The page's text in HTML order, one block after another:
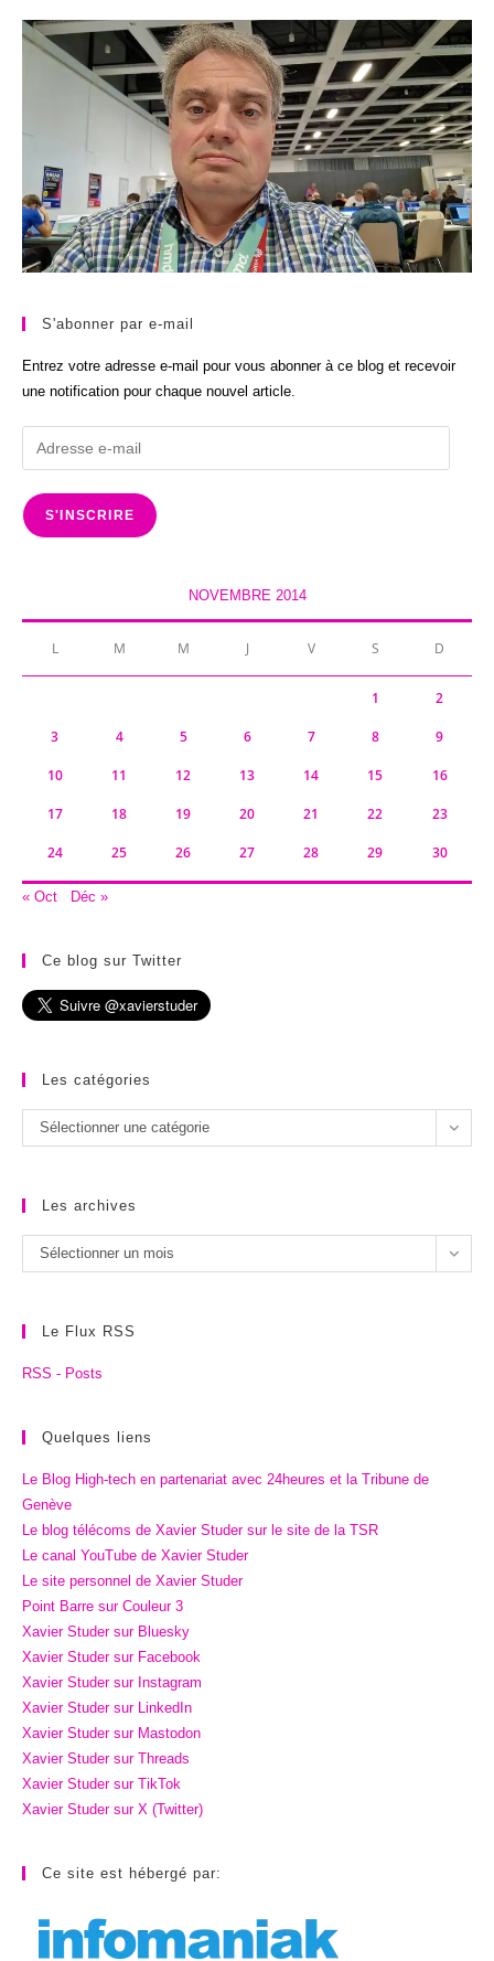
S'abonner par e-mail
Entrez votre adresse e-mail pour vous abonner à ce blog et recevoir
une notification pour chaque nouvel article.
Adresse
e-
mail
S'INSCRIRE
NOVEMBRE 2014
L M M J V S D
1 2
3 4 5 6 7 8 9
10 11 12 13 14 15 16
17 18 19 20 21 22 23
24 25 26 27 28 29 30
« Oct Déc »
Ce blog sur Twitter
Les catégories
Les
catégories
Sélectionner une catégorie
Les archives
Les
archives
Sélectionner un mois
Le Flux RSS
RSS - Posts
Quelques liens
Le Blog High-tech en partenariat avec 24heures et la Tribune de
Genève
Le blog télécoms de Xavier Studer sur le site de la TSR
Le canal YouTube de Xavier Studer
Le site personnel de Xavier Studer
Point Barre sur Couleur 3
Xavier Studer sur Bluesky
Xavier Studer sur Facebook
Xavier Studer sur Instagram
Xavier Studer sur LinkedIn
Xavier Studer sur Mastodon
Xavier Studer sur Threads
Xavier Studer sur TikTok
Xavier Studer sur X (Twitter)
Ce site est hébergé par: